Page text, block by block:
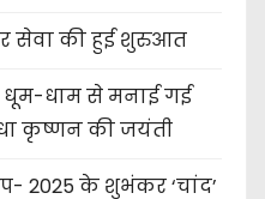
सेवा की हुई शुरुआत
धूम-धाम से मनाई गई
कृष्णन की जयंती
2025 के शुभंकर ‘चांद’